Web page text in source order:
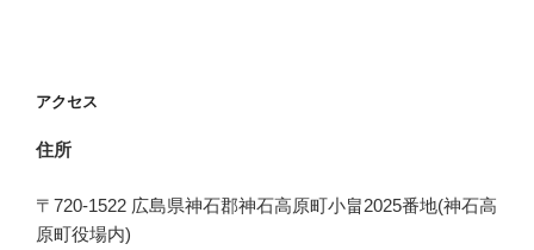
アクセス
住所
〒720-1522 広島県神石郡神石高原町小畠2025番地(神石高
原町役場内)